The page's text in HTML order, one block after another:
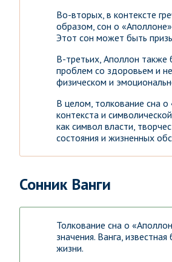
Во-вторых, в контексте
образом, сон о
Этот сон может быть
В-третьих, Аполлон
проблем со здоровьем и
физическом и
В целом, толкование сна о
контекста и
как символ власти,
состояния и жизненных
Сонник Ванги
Толкование сна о
значения. Ванга,
жизни.